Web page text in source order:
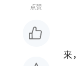
点赞
来